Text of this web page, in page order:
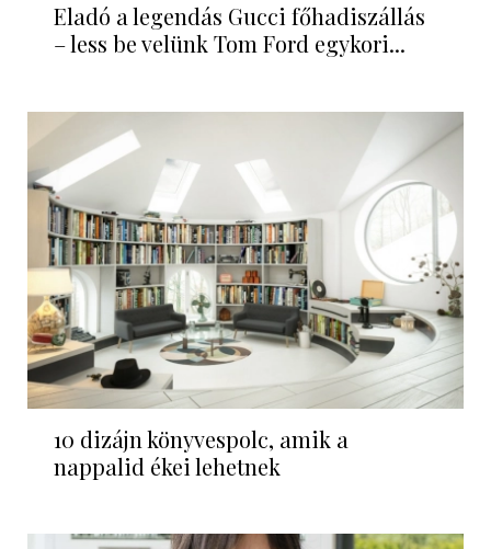
Eladó a legendás Gucci főhadiszállás
– less be velünk Tom Ford egykori...
10 dizájn könyvespolc, amik a
nappalid ékei lehetnek